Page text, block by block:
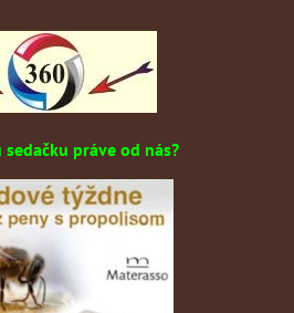
sedačku práve od nás?